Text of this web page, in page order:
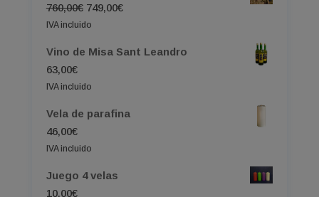
760,00€ El
precio
749,00€El
IVA incluido
Vino de Misa Sant Leandro
63,00€
IVA incluido
Vela de parafina
46,00€
IVA incluido
Juego 4 velas
10,00€